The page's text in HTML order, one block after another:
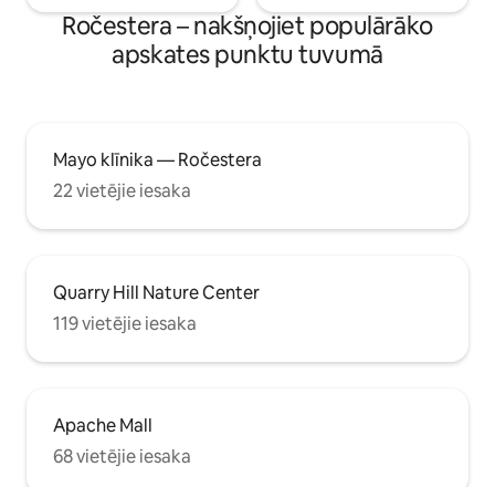
Ročestera – nakšņojiet populārāko
apskates punktu tuvumā
Mayo klīnika — Ročestera
22 vietējie iesaka
Quarry Hill Nature Center
119 vietējie iesaka
Apache Mall
68 vietējie iesaka